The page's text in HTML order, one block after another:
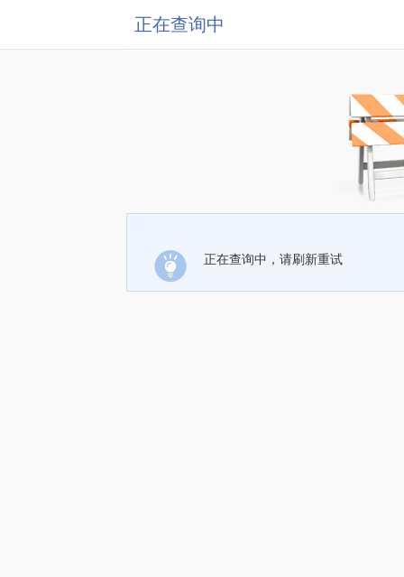
正在查询中
正在查询中，请刷新重试